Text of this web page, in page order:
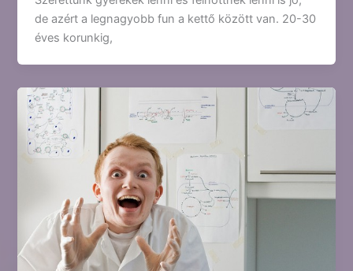
de azért a legnagyobb fun a kettő között van. 20-30
éves korunkig,